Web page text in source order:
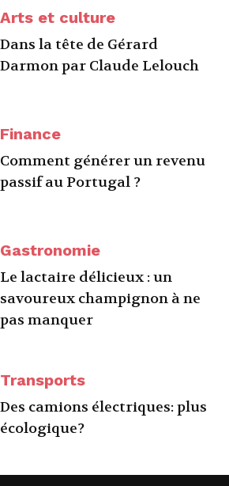
Arts et culture
Dans la tête de Gérard
Darmon par Claude Lelouch
Finance
Comment générer un revenu
passif au Portugal ?
Gastronomie
Le lactaire délicieux : un
savoureux champignon à ne
pas manquer
Transports
Des camions électriques: plus
écologique?